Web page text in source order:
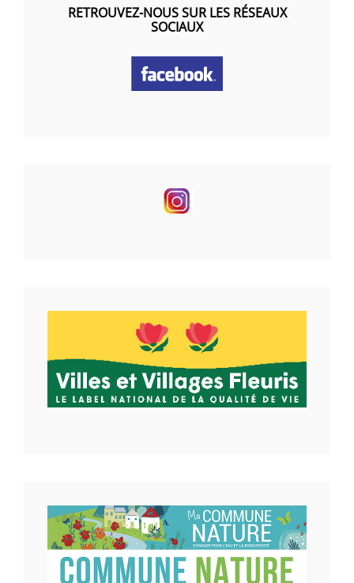
RETROUVEZ-NOUS SUR LES RÉSEAUX
SOCIAUX